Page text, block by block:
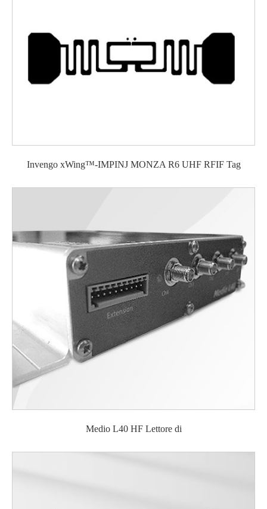
Invengo xWing™-IMPINJ MONZA R6 UHF RFIF Tag
Medio L40 HF Lettore di